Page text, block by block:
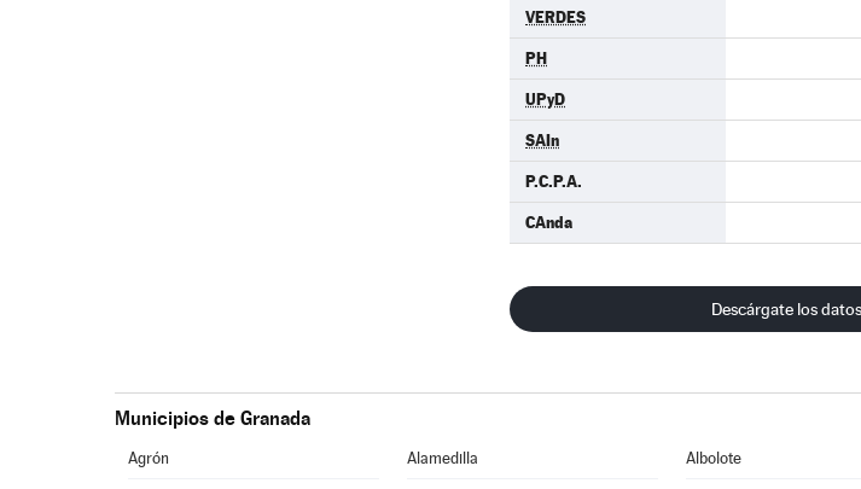
VERDES
PH
UPyD
SAIn
P.C.P.A.
CAnda
Descárgate los
Municipios de Granada
Agrón Alamedilla Albolote